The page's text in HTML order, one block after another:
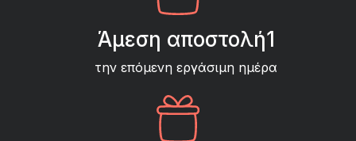
Άμεση αποστολή1
την επόμενη εργάσιμη ημέρα